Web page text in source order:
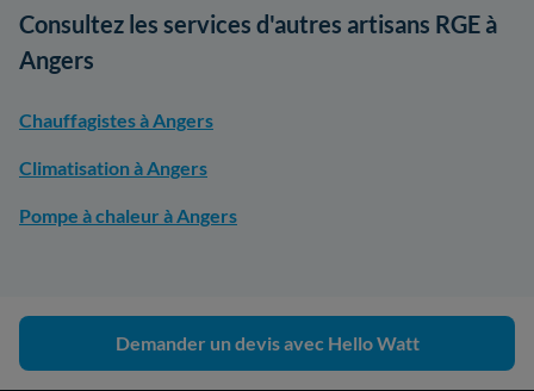
Consultez les services d'autres artisans RGE à
Angers
Chauffagistes à Angers
Climatisation à Angers
Pompe à chaleur à Angers
Demander un devis avec Hello Watt